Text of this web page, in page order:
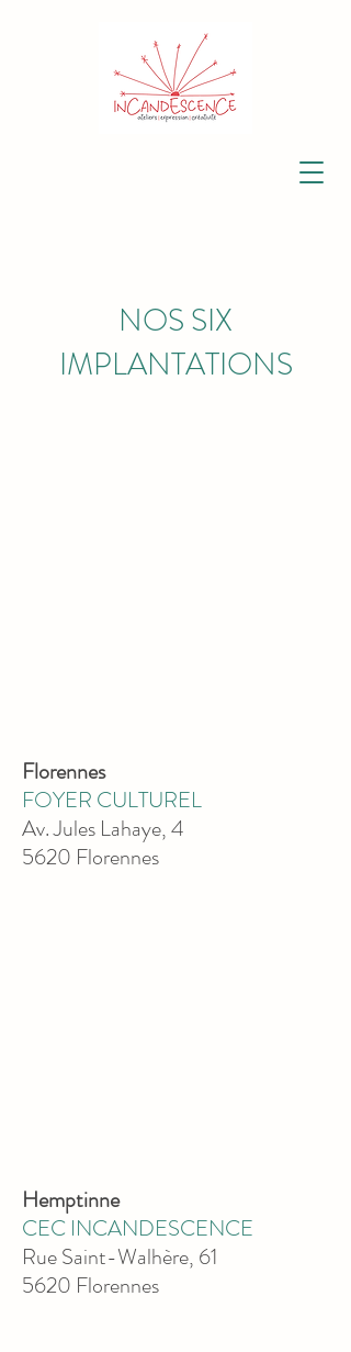
NOS SIX
IMPLANTATIONS
Florennes
FOYER CULTUREL
Av. Jules Lahaye, 4
5620 Florennes
Hemptinne
CEC INCANDESCENCE
Rue Saint-Walhère, 61
5620 Florennes